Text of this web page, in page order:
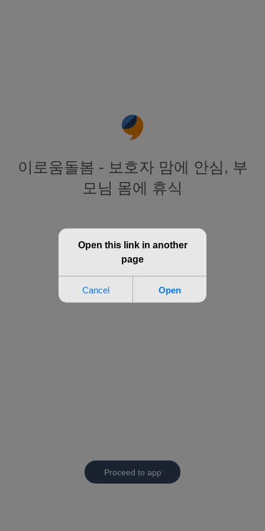
이로움돌봄 - 보호자 맘에 안심, 부
모님 몸에 휴식
Proceed to app